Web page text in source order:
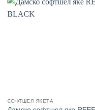
СОФТШЕЛ ЯКЕТА